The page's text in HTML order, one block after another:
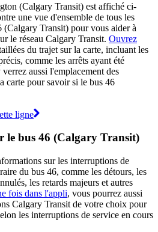
(Calgary Transit) est affiché ci-
une vue d'ensemble de tous les
(Calgary Transit) pour vous aider à
le réseau Calgary Transit. Ouvrez
du trajet sur la carte, incluant les
comme les arrêts ayant été
aussi l'emplacement des
carte pour savoir si le bus 46
ligne
le bus 46 (Calgary Transit)
sur les interruptions de
du bus 46, comme les détours, les
les retards majeurs et autres
fois dans l'appli, vous pourrez aussi
Calgary Transit de votre choix pour
les interruptions de service en cours